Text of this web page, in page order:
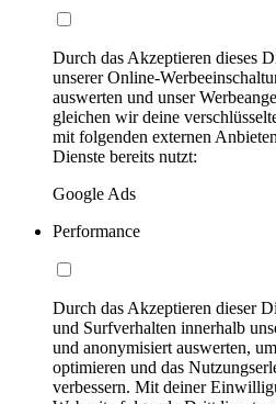
Durch das Akzeptieren dieses
unserer Online-
auswerten und unser
gleichen wir deine
mit folgenden externen
Dienste bereits nutzt:
Google Ads
Performance
Durch das Akzeptieren dieser
und Surfverhalten innerhalb
und anonymisiert auswerten,
optimieren und das
verbessern. Mit deiner